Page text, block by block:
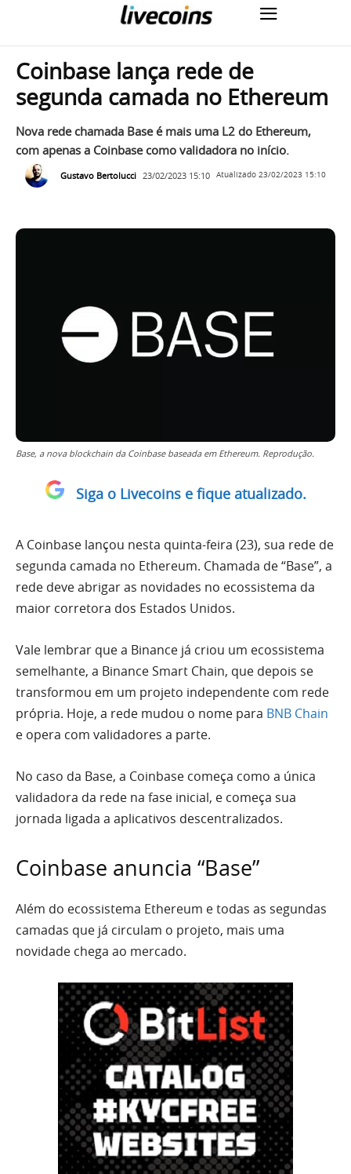
Coinbase lança rede de
segunda camada no Ethereum
Nova rede chamada Base é mais uma L2 do Ethereum,
com apenas a Coinbase como validadora no início.
Gustavo Bertolucci 23/02/2023 15:10 Atualizado 23/02/2023 15:10
Base, a nova blockchain da Coinbase baseada em Ethereum. Reprodução.
Siga o Livecoins e fique atualizado.
A Coinbase lançou nesta quinta-feira (23), sua rede de
segunda camada no Ethereum. Chamada de “Base”, a
rede deve abrigar as novidades no ecossistema da
maior corretora dos Estados Unidos.
Vale lembrar que a Binance já criou um ecossistema
semelhante, a Binance Smart Chain, que depois se
transformou em um projeto independente com rede
própria. Hoje, a rede mudou o nome para BNB Chain
e opera com validadores a parte.
No caso da Base, a Coinbase começa como a única
validadora da rede na fase inicial, e começa sua
jornada ligada a aplicativos descentralizados.
Coinbase anuncia “Base”
Além do ecossistema Ethereum e todas as segundas
camadas que já circulam o projeto, mais uma
novidade chega ao mercado.